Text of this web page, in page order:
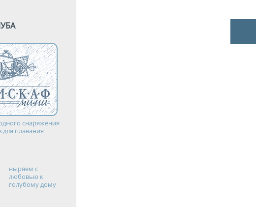
снаряжения
для плавания
ныряем с
любовью к
голубому дому